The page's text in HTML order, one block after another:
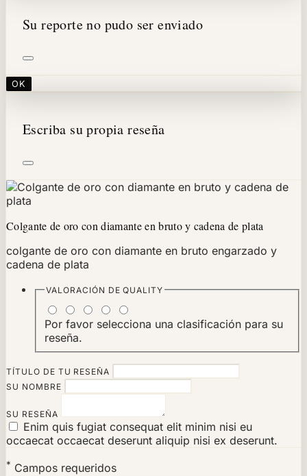
Su reporte no pudo ser enviado
OK
Escriba su propia reseña
Colgante de oro con diamante en bruto y cadena de plata
colgante de oro con diamante en bruto engarzado y
cadena de plata
VALORACIÓN DEQUALITY
Por favor selecciona una clasificación para su
reseña.
TÍTULO DE TU RESEÑA
SU NOMBRE
SU RESEÑA
Enim quis fugiat consequat elit minim nisi eu
occaecat occaecat deserunt aliquip nisi ex deserunt.
* Campos requeridos